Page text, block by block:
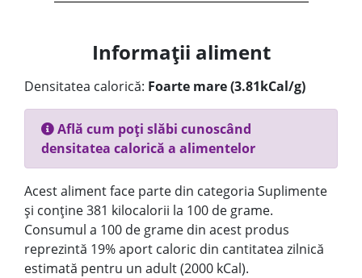
Informații aliment
Densitatea calorică: Foarte mare (3.81kCal/g)
Află cum poți slăbi cunoscând
densitatea calorică a alimentelor
Acest aliment face parte din categoria Suplimente
și conține 381 kilocalorii la 100 de grame.
Consumul a 100 de grame din acest produs
reprezintă 19% aport caloric din cantitatea zilnică
estimată pentru un adult (2000 kCal).